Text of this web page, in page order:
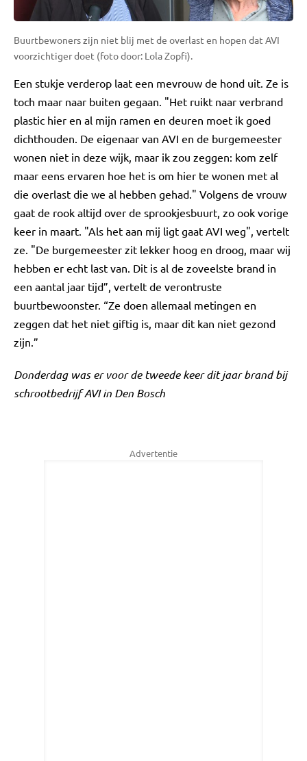
Buurtbewoners zijn niet blij met de overlast en hopen dat AVI
voorzichtiger doet (foto door: Lola Zopfi).
Een stukje verderop laat een mevrouw de hond uit. Ze is
toch maar naar buiten gegaan. "Het ruikt naar verbrand
plastic hier en al mijn ramen en deuren moet ik goed
dichthouden. De eigenaar van AVI en de burgemeester
wonen niet in deze wijk, maar ik zou zeggen: kom zelf
maar eens ervaren hoe het is om hier te wonen met al
die overlast die we al hebben gehad." Volgens de vrouw
gaat de rook altijd over de sprookjesbuurt, zo ook vorige
keer in maart. "Als het aan mij ligt gaat AVI weg", vertelt
ze. "De burgemeester zit lekker hoog en droog, maar wij
hebben er echt last van. Dit is al de zoveelste brand in
een aantal jaar tijd”, vertelt de verontruste
buurtbewoonster. “Ze doen allemaal metingen en
zeggen dat het niet giftig is, maar dit kan niet gezond
zijn.”
Donderdag was er voor de tweede keer dit jaar brand bij
schrootbedrijf AVI in Den Bosch
Advertentie